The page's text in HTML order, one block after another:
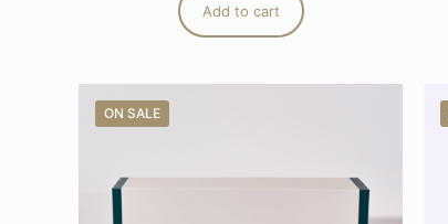
Add to cart
ON SALE